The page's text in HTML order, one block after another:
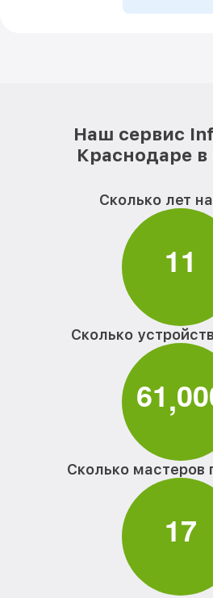
Наш сервис
Краснодаре
Сколько лет
11
Сколько
61,00
Сколько мастеров
17